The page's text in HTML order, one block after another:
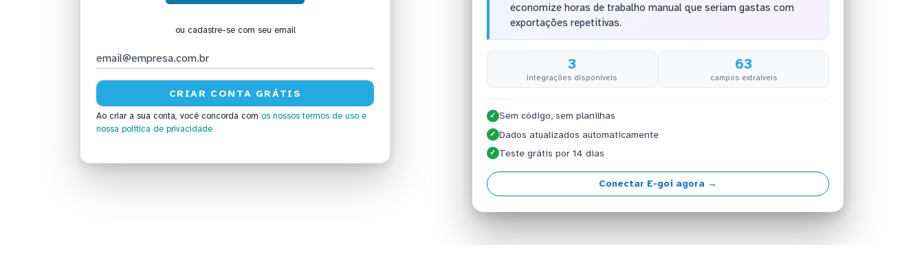
ou cadastre-se com seu email
Ao criar a sua conta, você concorda com os nossos termos de uso e
nossa política de privacidade
economize horas de trabalho manual que seriam gastas com
exportações repetitivas.
3
integrações disponíveis
63
campos extraíveis
✓ Sem código, sem planilhas
✓ Dados atualizados automaticamente
✓ Teste grátis por 14 dias
Conectar E-goi agora →